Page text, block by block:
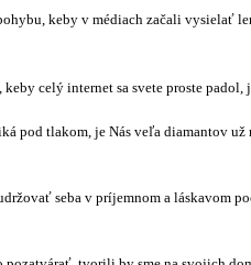
keby v médiach začali vysielať
celý internet sa svete proste
pod tlakom, je Nás veľa diamantov
seba v príjemnom a láskavom